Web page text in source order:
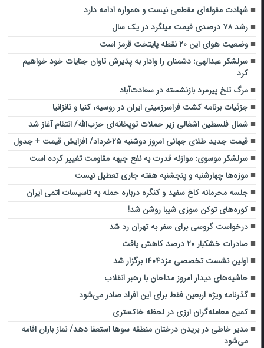
شهادت مقوله‌ای مقطعی نیست و همواره ادامه دارد
رشد ۷۸ درصدی قیمت میلگرد در یک سال
وضعیت هوای این ۲۰ نقطه پایتخت قرمز است
سرلشکر عبدالهی: دشمنان را وادار به پذیرش تاوان جنایات خود خواهیم
کرد
مرگ تلخ پیرمرد بازنشسته در سعادت‌آباد
جزئیات برنامه کشت فراسرزمینی ایران در روسیه، کنیا و تانزانیا
شمال فلسطین اشغالی زیر حملات توپخانه‌ای حزب‌الله/ انتقام آغاز شد
قیمت جدید طلای جهانی امروز دوشنبه ۲۵خرداد/ افزایش قیمت + جدول
سرلشکر موسوی: موازنه قدرت به نفع جبهه مقاومت تغییر کرده است
موزه‌ها چهارشنبه و پنجشنبه هفته جاری تعطیل نیست
جلسه محرمانه کاخ سفید و کنگره درباره حمله به تاسیسات اتمی ایران
کوره‌های توکن سوزی شیبا روشن شد!
درخواست گروسی برای سفر به تهران رد شد
صادرات خشکبار ۲۰ درصد کاهش یافت
اولین نشست تخصصی مزد۱۴۰۴ برگزار شد
حاشیه‌های دیدار امروز مداحان با رهبر انقلاب
گذرنامه ویژه اربعین فقط برای این افراد صادر می‌شود
کمین معامله‌گران ارزی در لحظه خاکستری
مدیر خاطی در بریدن درختان منطقه سوها استعفا دهد/ نماز باران اقامه
می‌شود